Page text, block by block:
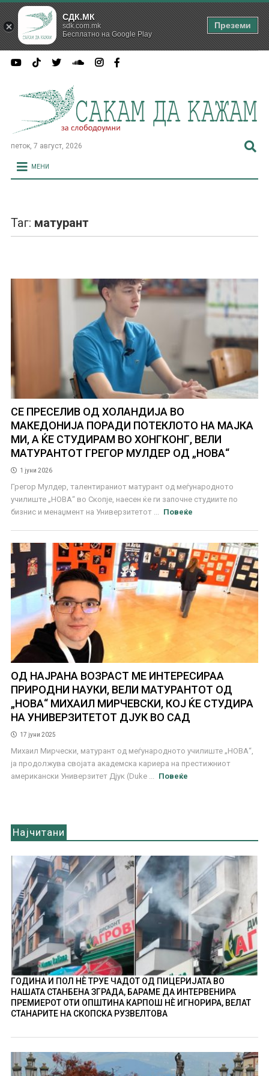
петок, 7 август, 2026
МЕНИ
Таг: матурант
СЕ ПРЕСЕЛИВ ОД ХОЛАНДИЈА ВО
МАКЕДОНИЈА ПОРАДИ ПОТЕКЛОТО НА МАЈКА
МИ, А ЌЕ СТУДИРАМ ВО ХОНГКОНГ, ВЕЛИ
МАТУРАНТОТ ГРЕГОР МУЛДЕР ОД „НОВА“
1 јуни 2026
Грегор Мулдер, талентираниот матурант од меѓународното
училиште „НОВА“ во Скопје, наесен ќе ги започне студиите по
бизнис и менаџмент на Универзитетот ...
Повеќе
ОД НАЈРАНА ВОЗРАСТ МЕ ИНТЕРЕСИРАА
ПРИРОДНИ НАУКИ, ВЕЛИ МАТУРАНТОТ ОД
„НОВА“ МИХАИЛ МИРЧЕВСКИ, КОЈ ЌЕ СТУДИРА
НА УНИВЕРЗИТЕТОТ ДЈУК ВО САД
17 јуни 2025
Михаил Мирчески, матурант од меѓународното училиште „НОВА“,
ја продолжува својата академска кариера на престижниот
американски Универзитет Дјук (Duke ...
Повеќе
Најчитани
ГОДИНА И ПОЛ НÈ ТРУЕ ЧАДОТ ОД ПИЦЕРИЈАТА ВО
НАШАТА СТАНБЕНА ЗГРАДА, БАРАМЕ ДА ИНТЕРВЕНИРА
ПРЕМИЕРОТ ОТИ ОПШТИНА КАРПОШ НÈ ИГНОРИРА, ВЕЛАТ
СТАНАРИТЕ НА СКОПСКА РУЗВЕЛТОВА
СДК.МК
sdk.com.mk
Бесплатно на Google Play
Преземи